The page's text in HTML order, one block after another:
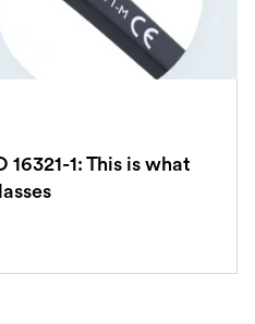
16321-1: This is what